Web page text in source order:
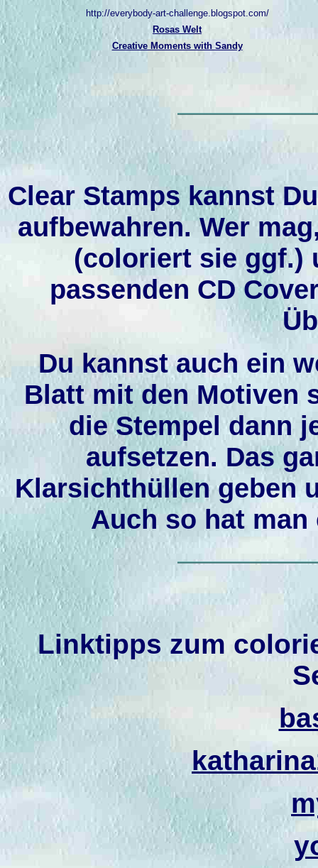
http://everybody-art-challenge.blogspot.com/
Rosas Welt
Creative Moments with Sandy
Clear Stamps kannst
aufbewahren. Wer
(coloriert sie ggf.)
passenden CD
Du kannst auch ein
Blatt mit den Motiven
die Stempel dann
aufsetzen. Das
Klarsichthüllen geben
Auch so hat
Linktipps zum